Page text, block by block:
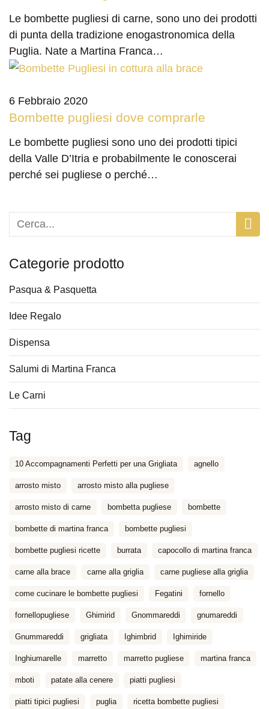
Categorie prodotto
Pasqua & Pasquetta
Idee Regalo
Dispensa
Salumi di Martina Franca
Le Carni
Tag
10 Accompagnamenti Perfetti per una Grigliata agnello
arrosto misto arrosto misto alla pugliese
arrosto misto di carne bombetta pugliese bombette
bombette di martina franca bombette pugliesi
bombette pugliesi ricette burrata capocollo di martina franca
carne alla brace carne alla griglia carne pugliese alla griglia
come cucinare le bombette pugliesi Fegatini fornello
fornellopugliese Ghimirid Gnommareddi gnumareddi
Gnummareddi grigliata Ighimbrid Ighimiride
Inghiumarelle marretto marretto pugliese martina franca
mboti patate alla cenere piatti pugliesi
piatti tipici pugliesi puglia ricetta bombette pugliesi
Le bombette pugliesi di carne, sono uno dei prodotti
di punta della tradizione enogastronomica della
Puglia. Nate a Martina Franca…
6 Febbraio 2020
Bombette pugliesi dove comprarle
Le bombette pugliesi sono uno dei prodotti tipici
della Valle D’Itria e probabilmente le conoscerai
perché sei pugliese o perché…